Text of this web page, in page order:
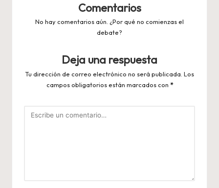
Comentarios
No hay comentarios aún. ¿Por qué no comienzas el
debate?
Deja una respuesta
Tu dirección de correo electrónico no será publicada. Los
campos obligatorios están marcados con *